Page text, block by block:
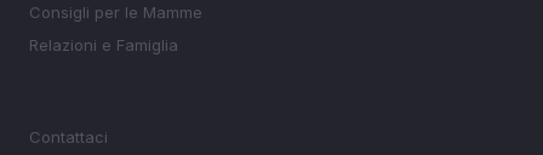
Consigli per le Mamme
Relazioni e Famiglia
Contattaci